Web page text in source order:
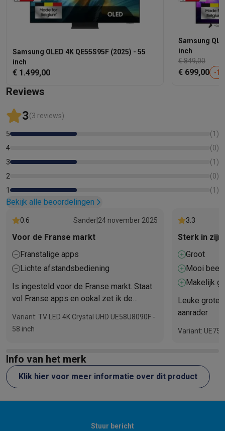
Samsung OLED 4K QE55S95F (2025) - 55
inch
€ 1.499,00
Samsung
inch
€ 849,00
€ 699,00 -18
Reviews
3(3 reviews)
5 (1 )
4
(0)
3
(1 )
2
(0)
1
(1 )
Bekijk alle beoordelingen
0.6 Sander 24 november 2025
Voor de Franse markt
Franstalige apps
Lichte afstandsbediening
Is ingesteld voor de Franse markt. Staat
vol Franse apps en ookal zet ik de
en daar toch franse instructies. De
afstandbedienings ziet er uit alsof die
gevoelige knoppen)
Variant: TV LED 4K Crystal UHD UE58U8090F -
58 inch
3.3
Sterk in zijn
Groot
Mooi
Makelijk
Leuke grote
aanrader
Variant:
Info van het merk
Klik hier voor meer informatie over dit product
Stuur bericht